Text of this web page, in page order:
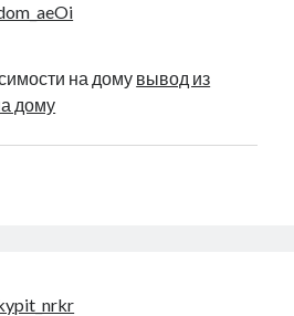
на дому вывод из
дому